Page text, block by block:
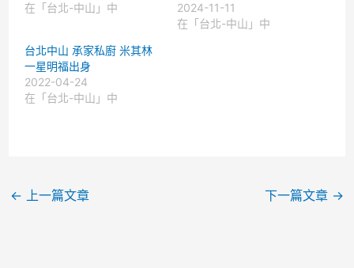
在「台北-中山」中
2024-11-11
在「台北-中山」中
台北中山 承家私廚 米其林
一星明福出身
2022-04-24
在「台北-中山」中
← 上一篇文章 下一篇文章 →